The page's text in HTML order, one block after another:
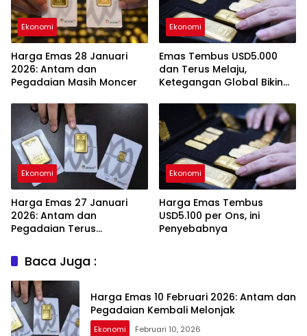
Ekonomi
Harga Emas 28 Januari
2026: Antam dan
Pegadaian Masih Moncer
Ekonomi
Emas Tembus USD5.000
dan Terus Melaju,
Ketegangan Global Bikin
Ekonomi
Harga Emas 27 Januari
2026: Antam dan
Pegadaian Terus
Ekonomi
Harga Emas Tembus
USD5.100 per Ons, ini
Penyebabnya
Baca Juga :
Harga Emas 10 Februari 2026: Antam dan
Pegadaian Kembali Melonjak
Ekonomi Februari 10, 2026